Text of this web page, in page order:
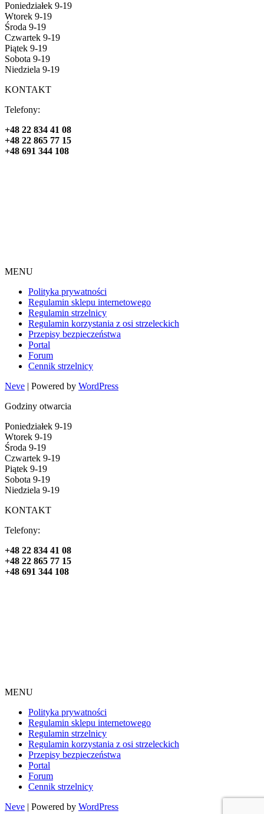
Poniedziałek 9-19
Wtorek 9-19
Środa 9-19
Czwartek 9-19
Piątek 9-19
Sobota 9-19
Niedziela 9-19
KONTAKT
Telefony:
+48 22 834 41 08
+48 22 865 77 15
+48 691 344 108
MENU
Polityka prywatności
Regulamin sklepu internetowego
Regulamin strzelnicy
Regulamin korzystania z osi strzeleckich
Przepisy bezpieczeństwa
Portal
Forum
Cennik strzelnicy
Neve | Powered by WordPress
Godziny otwarcia
Poniedziałek 9-19
Wtorek 9-19
Środa 9-19
Czwartek 9-19
Piątek 9-19
Sobota 9-19
Niedziela 9-19
KONTAKT
Telefony:
+48 22 834 41 08
+48 22 865 77 15
+48 691 344 108
MENU
Polityka prywatności
Regulamin sklepu internetowego
Regulamin strzelnicy
Regulamin korzystania z osi strzeleckich
Przepisy bezpieczeństwa
Portal
Forum
Cennik strzelnicy
Neve | Powered by WordPress